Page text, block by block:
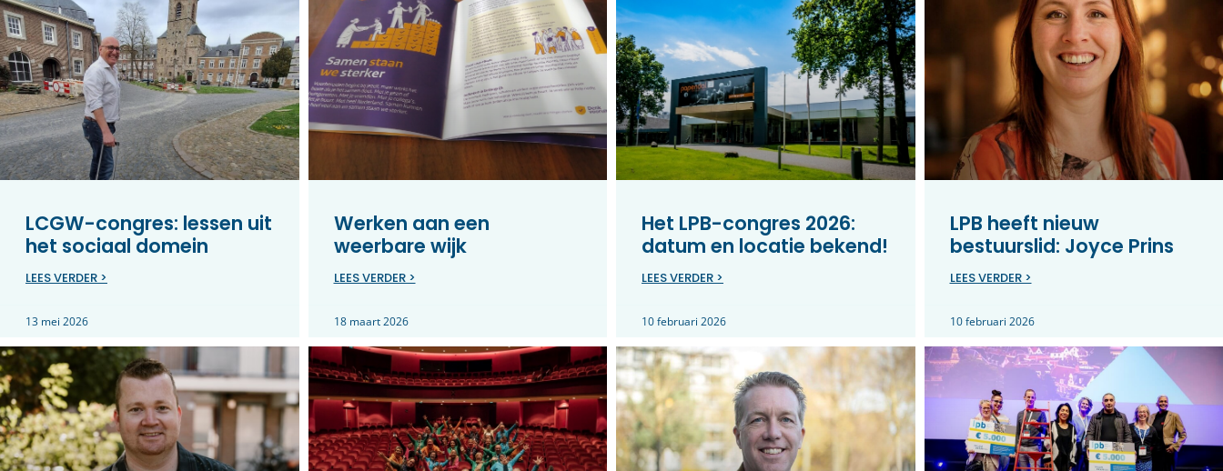
LCGW-congres: lessen uit
het sociaal domein
LEES VERDER >
13 mei 2026
Werken aan een
weerbare wijk
LEES VERDER >
18 maart 2026
Het LPB-congres 2026:
datum en locatie bekend!
LEES VERDER >
10 februari 2026
LPB heeft nieuw
bestuurslid: Joyce Prins
LEES VERDER >
10 februari 2026